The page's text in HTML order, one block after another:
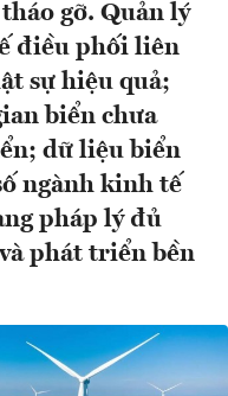
gỡ. Quản lý
điều phối liên
sự hiệu quả;
biển chưa
dữ liệu biển
ngành kinh tế
pháp lý đủ
phát triển bền